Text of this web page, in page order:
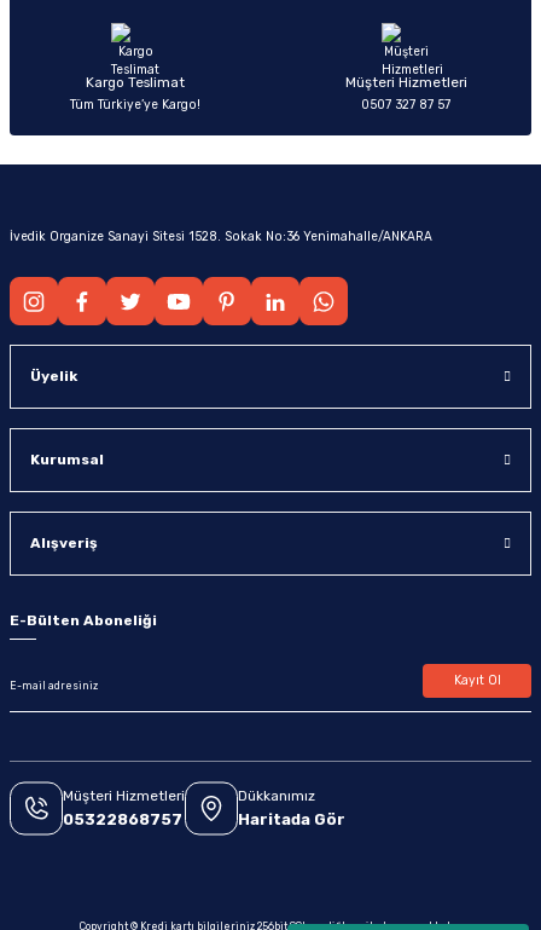
Kargo Teslimat
Tüm Türkiye’ye Kargo!
Müşteri Hizmetleri
0507 327 87 57
İvedik Organize Sanayi Sitesi 1528. Sokak No:36 Yenimahalle/ANKARA
Üyelik
Kurumsal
Alışveriş
E-Bülten Aboneliği
Kayıt Ol
Müşteri Hizmetleri
05322868757
Dükkanımız
Haritada Gör
Copyright © Kredi kartı bilgileriniz 256bit SSL sertifikası ile korunmaktadır.